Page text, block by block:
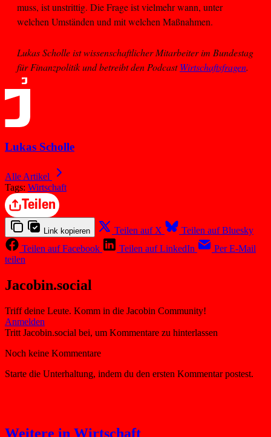
muss, ist unstrittig. Die Frage ist vielmehr wann, unter
welchen Umständen und mit welchen Maßnahmen.
Lukas Scholle ist wissenschaftlicher Mitarbeiter im Bundestag
für Finanzpolitik und betreibt den PodcastWirtschaftsfragen.
Lukas Scholle
Alle Artikel
Tags: Wirtschaft
Teilen
Link kopieren Teilen auf X
Teilen auf Bluesky
Teilen auf Facebook
Teilen auf LinkedIn
Per E-Mail
teilen
Jacobin.social
Triff deine Leute. Komm in die Jacobin Community!
Weitere in Wirtschaft